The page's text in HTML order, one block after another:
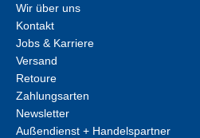
Wir über uns
Kontakt
Jobs & Karriere
Versand
Retoure
Zahlungsarten
Newsletter
Außendienst + Handelspartner